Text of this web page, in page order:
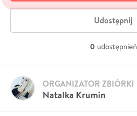
Udostępnij
0 udostępnień
Natalka Krumin
ORGANIZATOR ZBIÓRKI